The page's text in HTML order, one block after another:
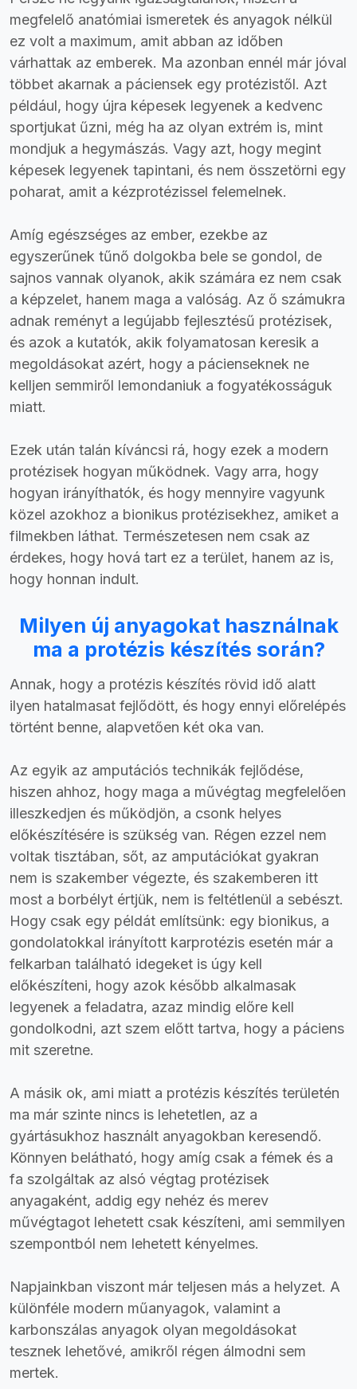
megfelelő anatómiai ismeretek és anyagok nélkül
ez volt a maximum, amit abban az időben
várhattak az emberek. Ma azonban ennél már jóval
többet akarnak a páciensek egy protézistől. Azt
például, hogy újra képesek legyenek a kedvenc
sportjukat űzni, még ha az olyan extrém is, mint
mondjuk a hegymászás. Vagy azt, hogy megint
képesek legyenek tapintani, és nem összetörni egy
poharat, amit a kézprotézissel felemelnek.
Amíg egészséges az ember, ezekbe az
egyszerűnek tűnő dolgokba bele se gondol, de
sajnos vannak olyanok, akik számára ez nem csak
a képzelet, hanem maga a valóság. Az ő számukra
adnak reményt a legújabb fejlesztésű protézisek,
és azok a kutatók, akik folyamatosan keresik a
megoldásokat azért, hogy a pácienseknek ne
kelljen semmiről lemondaniuk a fogyatékosságuk
miatt.
Ezek után talán kíváncsi rá, hogy ezek a modern
protézisek hogyan működnek. Vagy arra, hogy
hogyan irányíthatók, és hogy mennyire vagyunk
közel azokhoz a bionikus protézisekhez, amiket a
filmekben láthat. Természetesen nem csak az
érdekes, hogy hová tart ez a terület, hanem az is,
hogy honnan indult.
Milyen új anyagokat használnak
ma a protézis készítés során?
Annak, hogy a protézis készítés rövid idő alatt
ilyen hatalmasat fejlődött, és hogy ennyi előrelépés
történt benne, alapvetően két oka van.
Az egyik az amputációs technikák fejlődése,
hiszen ahhoz, hogy maga a művégtag megfelelően
illeszkedjen és működjön, a csonk helyes
előkészítésére is szükség van. Régen ezzel nem
voltak tisztában, sőt, az amputációkat gyakran
nem is szakember végezte, és szakemberen itt
most a borbélyt értjük, nem is feltétlenül a sebészt.
Hogy csak egy példát említsünk: egy bionikus, a
gondolatokkal irányított karprotézis esetén már a
felkarban található idegeket is úgy kell
előkészíteni, hogy azok később alkalmasak
legyenek a feladatra, azaz mindig előre kell
gondolkodni, azt szem előtt tartva, hogy a páciens
mit szeretne.
A másik ok, ami miatt a protézis készítés területén
ma már szinte nincs is lehetetlen, az a
gyártásukhoz használt anyagokban keresendő.
Könnyen belátható, hogy amíg csak a fémek és a
fa szolgáltak az alsó végtag protézisek
anyagaként, addig egy nehéz és merev
művégtagot lehetett csak készíteni, ami semmilyen
szempontból nem lehetett kényelmes.
Napjainkban viszont már teljesen más a helyzet. A
különféle modern műanyagok, valamint a
karbonszálas anyagok olyan megoldásokat
tesznek lehetővé, amikről régen álmodni sem
mertek.